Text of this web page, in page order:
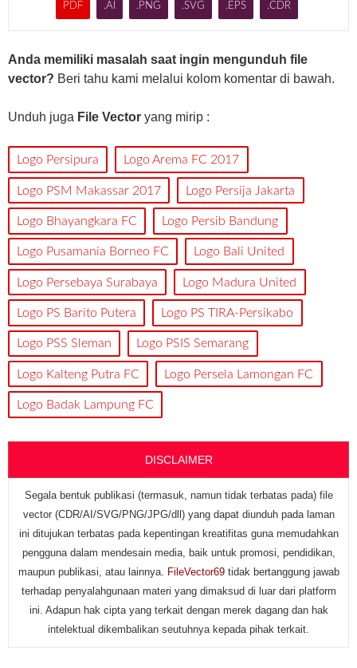
PDF .AI .PNG .SVG .EPS .CDR
Anda memiliki masalah saat ingin mengunduh file
vector? Beri tahu kami melalui kolom komentar di bawah.
Unduh juga File Vector yang mirip :
Logo Persipura Logo Arema FC 2017
Logo PSM Makassar 2017 Logo Persija Jakarta
Logo Bhayangkara FC Logo Persib Bandung
Logo Pusamania Borneo FC Logo Bali United
Logo Persebaya Surabaya Logo Madura United
Logo PS Barito Putera Logo PS TIRA-Persikabo
Logo PSS Sleman Logo PSIS Semarang
Logo Kalteng Putra FC Logo Persela Lamongan FC
Logo Badak Lampung FC
DISCLAIMER
Segala bentuk publikasi (termasuk, namun tidak terbatas pada) file
vector (CDR/AI/SVG/PNG/JPG/dll) yang dapat diunduh pada laman
ini ditujukan terbatas pada kepentingan kreatifitas guna memudahkan
pengguna dalam mendesain media, baik untuk promosi, pendidikan,
maupun publikasi, atau lainnya. FileVector69tidak bertanggung jawab
terhadap penyalahgunaan materi yang dimaksud di luar dari platform
ini. Adapun hak cipta yang terkait dengan merek dagang dan hak
intelektual dikembalikan seutuhnya kepada pihak terkait.